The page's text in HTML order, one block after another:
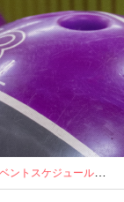
ケジュール【ボウリング】